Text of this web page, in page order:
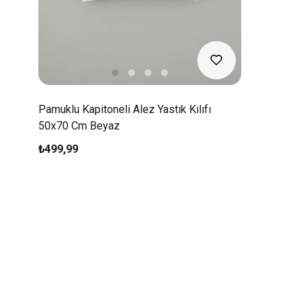
Pamuklu Kapitoneli Alez Yastık Kılıfı
50x70 Cm Beyaz
₺499,99